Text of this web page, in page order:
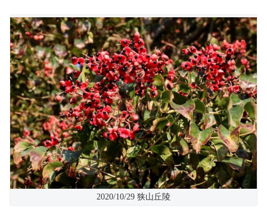
2020/10/29 狭山丘陵